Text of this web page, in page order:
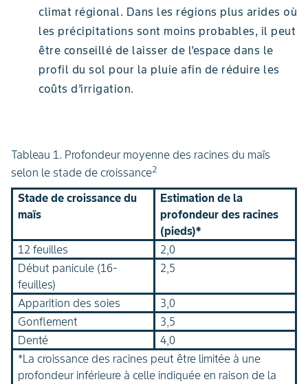
climat régional. Dans les régions plus arides où
les précipitations sont moins probables, il peut
être conseillé de laisser de l’espace dans le
profil du sol pour la pluie afin de réduire les
coûts d’irrigation.
Tableau 1. Profondeur moyenne des racines du maïs
selon le stade de croissance2
Stade de croissance du
maïs
Estimation de la
profondeur des racines
(pieds)*
12 feuilles
2,0
Début panicule (16-
feuilles)
2,5
Apparition des soies
3,0
Gonflement
3,5
Denté
4,0
*La croissance des racines peut être limitée à une
profondeur inférieure à celle indiquée en raison de la